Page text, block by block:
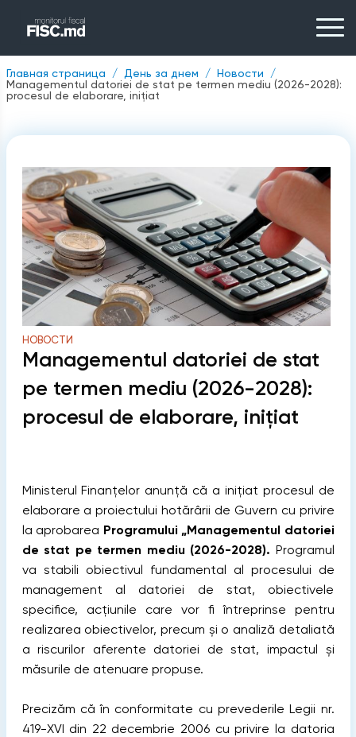
Главная страница День за днем
Новости
Managementul datoriei de stat pe termen mediu (2026-2028):
procesul de elaborare, inițiat
НОВОСТИ
Managementul datoriei de stat
pe termen mediu (2026-2028):
procesul de elaborare, inițiat
Ministerul Finanțelor anunță că a inițiat procesul de
elaborare a proiectului hotărârii de Guvern cu privire
la aprobarea Programului „Managementul datoriei
de stat pe termen mediu (2026-2028). Programul
va stabili obiectivul fundamental al procesului de
management al datoriei de stat, obiectivele
specifice, acţiunile care vor fi întreprinse pentru
realizarea obiectivelor, precum și o analiză detaliată
a riscurilor aferente datoriei de stat, impactul și
măsurile de atenuare propuse.
Precizăm că în conformitate cu prevederile Legii nr.
419-XVI din 22 decembrie 2006 cu privire la datoria